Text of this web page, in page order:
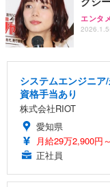
エンタ
システムエンジニ
資格手当あり
株式会社RIOT
愛知県
月給29万2,900円
正社員